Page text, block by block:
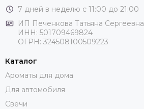
7 дней в неделю с 11:00 до 21:00
ИП Печенкова Татьяна Сергеевна
ИНН: 501709469824
ОГРН: 324508100509223
Каталог
Ароматы для дома
Для автомобиля
Свечи